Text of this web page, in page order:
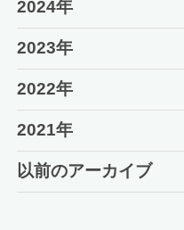
2024年
2023年
2022年
2021年
以前のアーカイブ